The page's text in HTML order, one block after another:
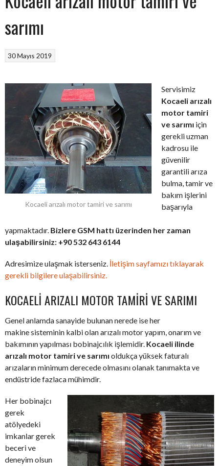
sarımı
30 Mayıs 2019
Kocaeli arızalı motor tamiri ve sarımı
Servisimiz
Kocaeli arızalı
motor tamiri
ve sarımı için
gerekli uzman
kadrosu ile
güvenilir
garantili arıza
bulma, tamir ve
bakım işlerini
başarıyla
yapmaktadır. Bizlere GSM hattı üzerinden her zaman
ulaşabilirsiniz: +90 532 643 6144
Adresimize ulaşmak isterseniz. İletişim sayfamızı tıklayarak
gerekli bilgilere ulaşabilirsiniz.
KOCAELI ARIZALI MOTOR TAMIRI VE SARIMI
Genel anlamda sanayide bulunan nerede ise her
makine sisteminin kalbi olan arızalı motor yapım, onarım ve
bakımının yapılması bobinajcılık işlemidir. Kocaeli ilinde
arızalı motor tamiri ve sarımı oldukça yüksek faturalı
arızaların minimum derecede olmasını olanak tanımakta ve
endüstride fazlaca mühimdir.
Her bobinajcı
gerek
atölyedeki
imkanlar gerek
beceri ve
deneyim olsun